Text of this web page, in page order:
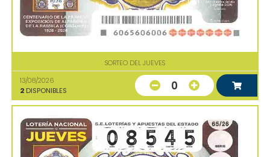
SORTEO DEL JUEVES
13/08/2026
2 DISPONIBLES 0